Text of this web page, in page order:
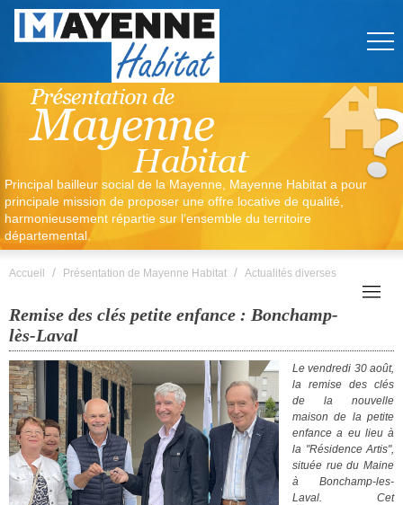
Principal bailleur social de la Mayenne, Mayenne Habitat a pour
principale mission de proposer une offre locative de qualité,
harmonieusement répartie sur l’ensemble du territoire
départemental.
Accueil / Présentation de Mayenne Habitat / Actualités diverses
Remise des clés petite enfance : Bonchamp-
lès-Laval
Le vendredi 30 août,
la remise des clés
de la nouvelle
maison de la petite
enfance a eu lieu à
la "Résidence Artis",
située rue du Maine
à Bonchamp-les-
Laval. Cet